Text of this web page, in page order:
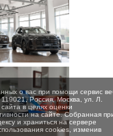
о вас при помощи сервис
Россия, Москва, ул. Л.
в целях оценки
на сайте. Собранная
и храниться на сервере
cookies, изменив